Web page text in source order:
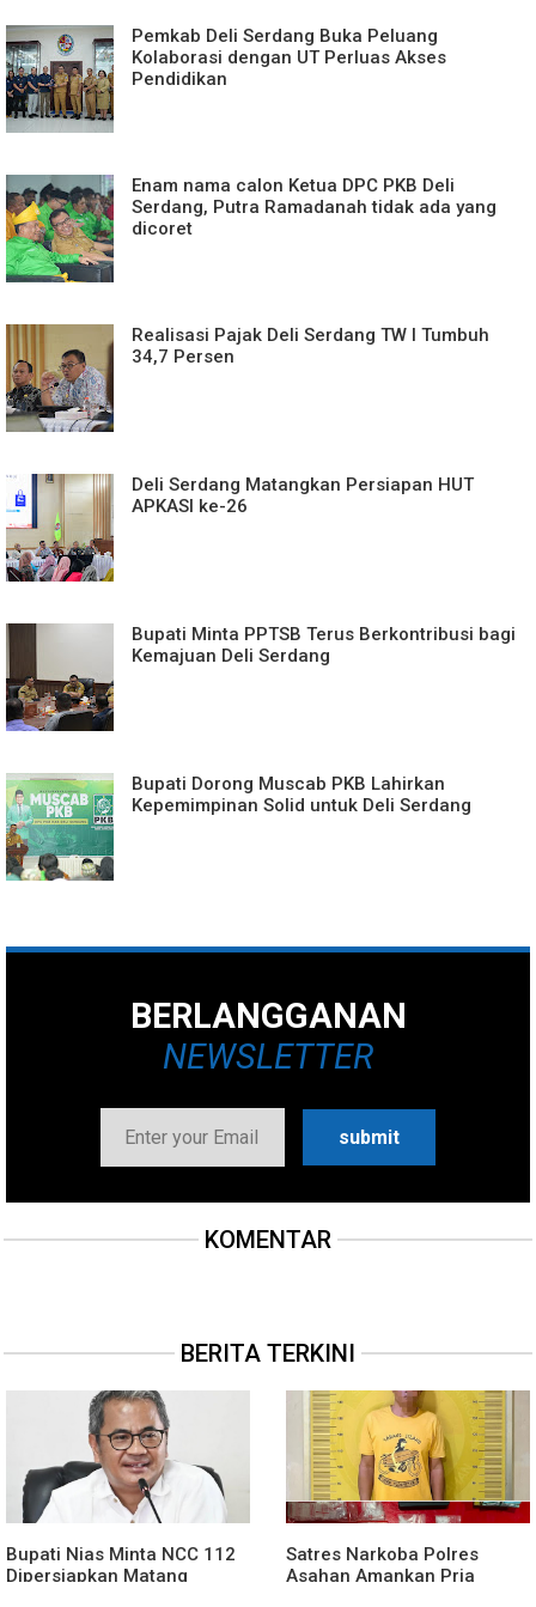
Pemkab Deli Serdang Buka Peluang
Kolaborasi dengan UT Perluas Akses
Pendidikan
Enam nama calon Ketua DPC PKB Deli
Serdang, Putra Ramadanah tidak ada yang
dicoret
Realisasi Pajak Deli Serdang TW I Tumbuh
34,7 Persen
Deli Serdang Matangkan Persiapan HUT
APKASI ke-26
Bupati Minta PPTSB Terus Berkontribusi bagi
Kemajuan Deli Serdang
Bupati Dorong Muscab PKB Lahirkan
Kepemimpinan Solid untuk Deli Serdang
BERLANGGANAN
NEWSLETTER
KOMENTAR
BERITA TERKINI
Bupati Nias Minta NCC 112
Dipersiapkan Matang
Satres Narkoba Polres
Asahan Amankan Pria